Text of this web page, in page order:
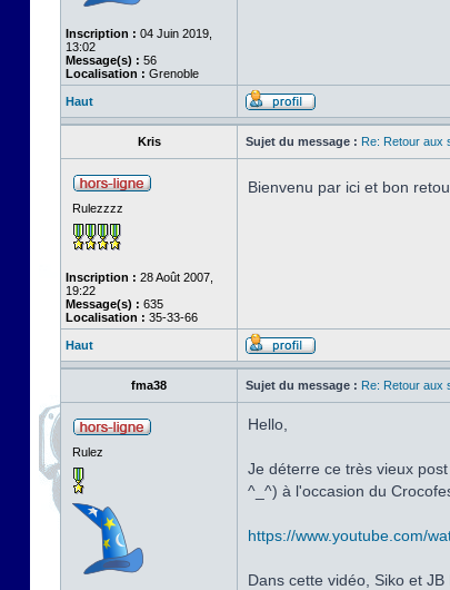
Inscription : 04 Juin 2019,
13:02
Message(s) : 56
Localisation : Grenoble
Haut
Kris Sujet du message : Re: Retour aux
Rulezzzz
Inscription : 28 Août 2007,
19:22
Message(s) : 635
Localisation : 35-33-66
Bienvenu par ici et bon
Haut
fma38 Sujet du message : Re: Retour aux
Rulez
Hello,
Je déterre ce très vieux
^_^) à l'occasion du
https://www.youtube.com/
Dans cette vidéo, Siko et